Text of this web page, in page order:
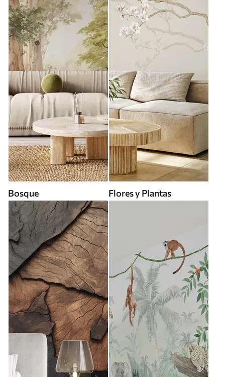
Bosque Flores y Plantas